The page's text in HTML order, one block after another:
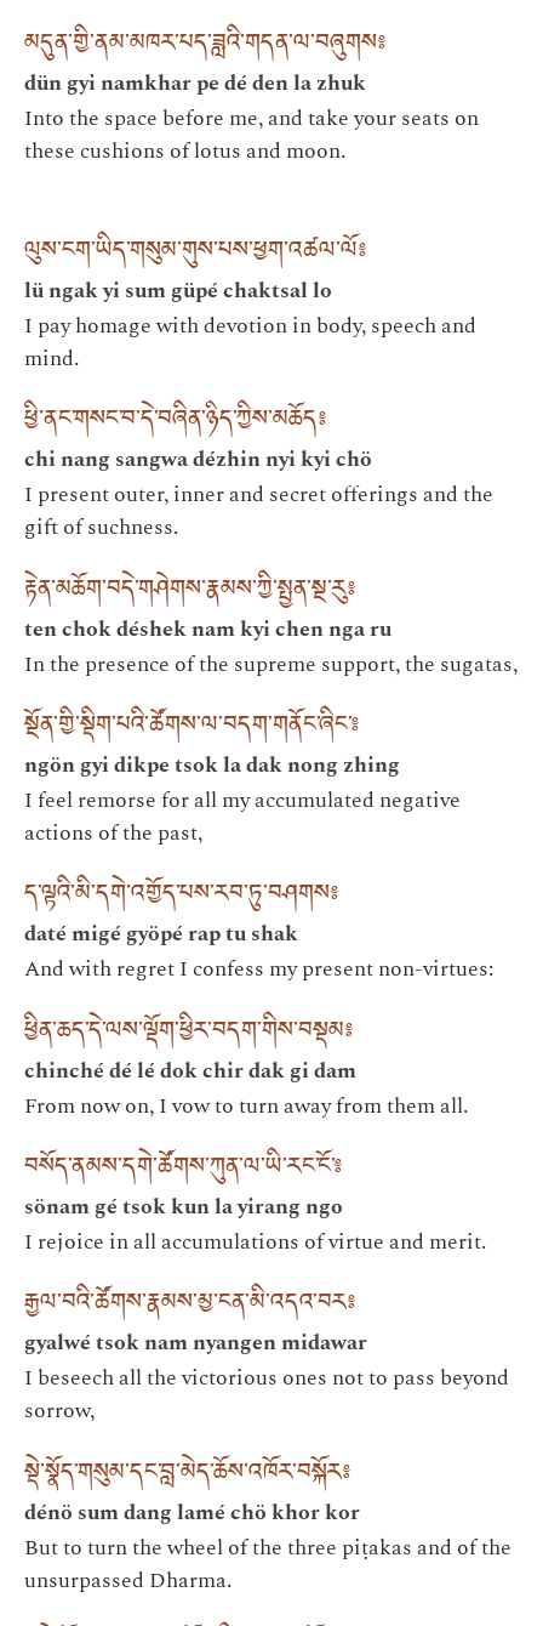
མདུན་གྱི་ནམ་མཁར་པད་ཟླའི་གདན་ལ་བཞུགས༔
dün gyi namkhar pe dé den la zhuk
Into the space before me, and take your seats on
these cushions of lotus and moon.
ལུས་ངག་ཡིད་གསུམ་གུས་པས་ཕྱག་འཚལ་ལོ༔
lü ngak yi sum güpé chaktsal lo
I pay homage with devotion in body, speech and
mind.
ཕྱི་ནང་གསང་བ་དེ་བཞིན་ཉིད་ཀྱིས་མཆོད༔
chi nang sangwa dézhin nyi kyi chö
I present outer, inner and secret offerings and the
gift of suchness.
རྟེན་མཆོག་བདེ་གཤེགས་རྣམས་ཀྱི་སྤྱན་སྔ་རུ༔
ten chok déshek nam kyi chen nga ru
In the presence of the supreme support, the sugatas,
སྔོན་གྱི་སྡིག་པའི་ཚོགས་ལ་བདག་གནོང་ཞིང་༔
ngön gyi dikpe tsok la dak nong zhing
I feel remorse for all my accumulated negative
actions of the past,
ད་ལྟའི་མི་དགེ་འགྱོད་པས་རབ་ཏུ་བཤགས༔
daté migé gyöpé rap tu shak
And with regret I confess my present non-virtues:
ཕྱིན་ཆད་དེ་ལས་ལྡོག་ཕྱིར་བདག་གིས་བསྡམ༔
chinché dé lé dok chir dak gi dam
From now on, I vow to turn away from them all.
བསོད་ནམས་དགེ་ཚོགས་ཀུན་ལ་ཡི་རང་ངོ་༔
sönam gé tsok kun la yirang ngo
I rejoice in all accumulations of virtue and merit.
རྒྱལ་བའི་ཚོགས་རྣམས་མྱ་ངན་མི་འདའ་བར༔
gyalwé tsok nam nyangen midawar
I beseech all the victorious ones not to pass beyond
sorrow,
སྡེ་སྣོད་གསུམ་དང་བླ་མེད་ཆོས་འཁོར་བསྐོར༔
dénö sum dang lamé chö khor kor
But to turn the wheel of the three piṭakas and of the
unsurpassed Dharma.